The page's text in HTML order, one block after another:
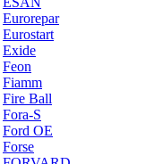
Eurorepar
Eurostart
Exide
Feon
Fiamm
Fire Ball
Fora-S
Ford OE
Forse